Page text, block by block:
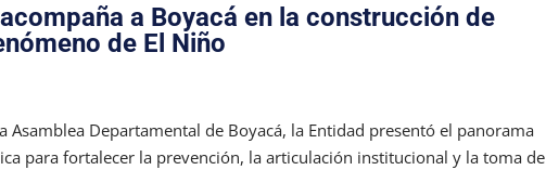
a Boyacá en la construcción de
de El Niño
Asamblea Departamental de Boyacá, la Entidad presentó el panorama
para fortalecer la prevención, la articulación institucional y la toma de